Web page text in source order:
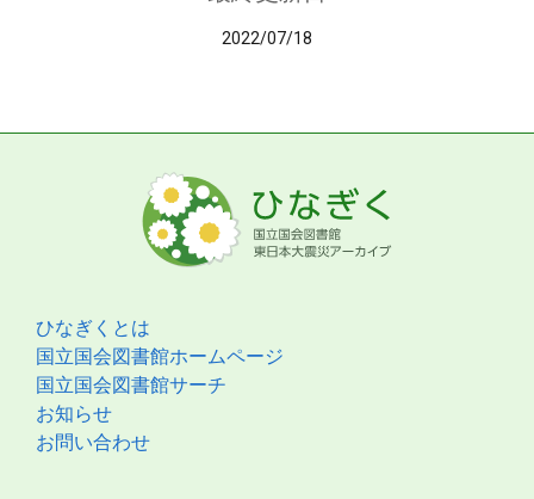
2022/07/18
ひなぎくとは
国立国会図書館ホームページ
国立国会図書館サーチ
お知らせ
お問い合わせ